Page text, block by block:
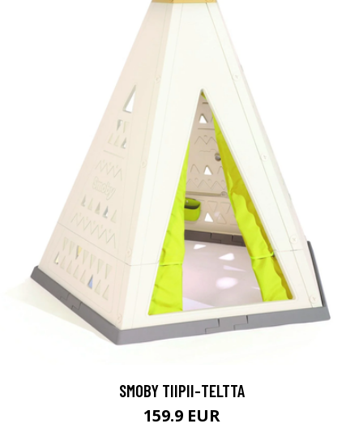
SMOBY TIIPII-TELTTA
159.9 EUR